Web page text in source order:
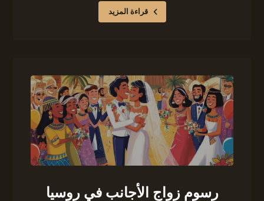
قراءة المزيد
رسوم زواج الأجانب في روسيا